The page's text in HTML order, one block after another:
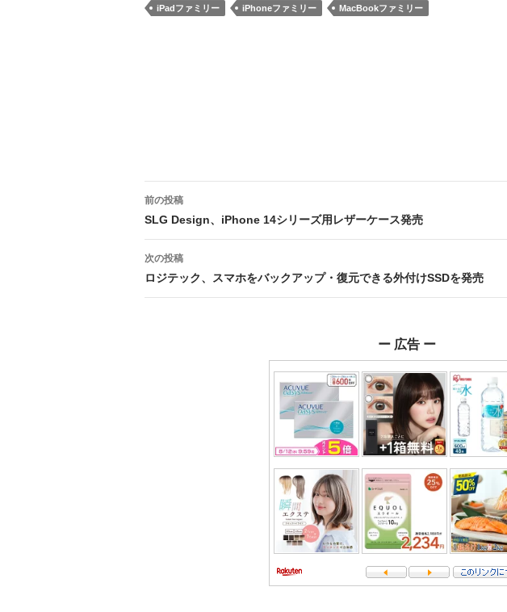
iPadファミリー iPhoneファミリー MacBookファミリー
投
稿
ナ
ビ
前の投稿
SLG Design、iPhone 14シリーズ用レザーケース発売
次の投稿
ロジテック、スマホをバックアップ・復元できる外付けSSDを発売
ー 広告 ー